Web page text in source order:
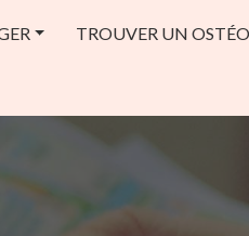
TROUVER UN